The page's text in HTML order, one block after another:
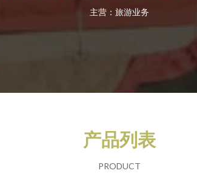
主营：旅游业务
产品列表
PRODUCT